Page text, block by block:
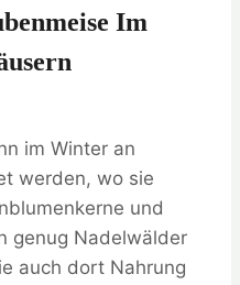
Im
im Winter an
werden, wo sie
und
genug Nadelwälder
auch dort Nahrung